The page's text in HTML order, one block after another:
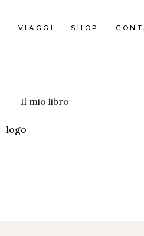
VIAGGI SHOP
Il mio libro